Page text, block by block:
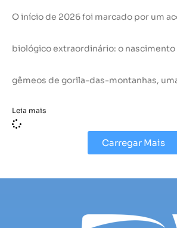
O início de 2026 foi marcado por um
biológico extraordinário: o
gêmeos de gorila-das-montanhas,
Leia mais
Carregar Mais